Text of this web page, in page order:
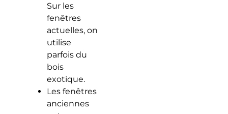
Sur les
fenêtres
actuelles, on
utilise
parfois du
bois
exotique.
Les fenêtres
anciennes